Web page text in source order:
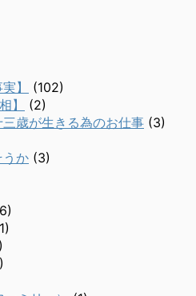
】
(102)
】
(2)
歳が生きる為のお仕事 (3)
うか (3)